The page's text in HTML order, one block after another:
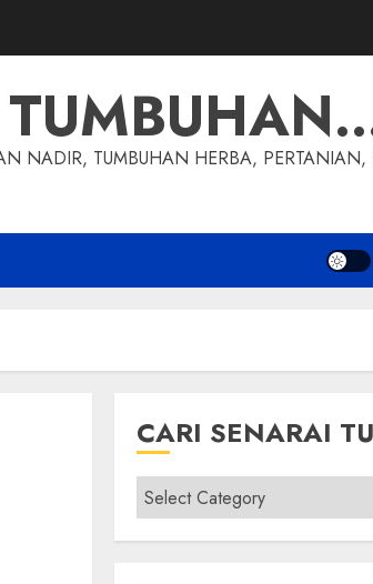
NADIR, TUMBUHAN HERBA, PERTANIAN,
CARI SENARAI
Cari
Senarai
Tumbuhan